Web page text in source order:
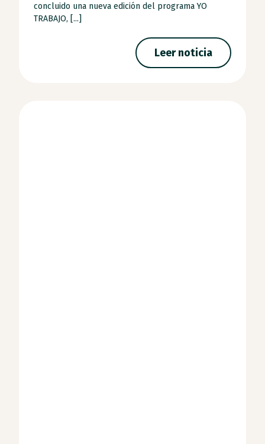
concluido una nueva edición del programa YO
TRABAJO, [...]
Leer noticia